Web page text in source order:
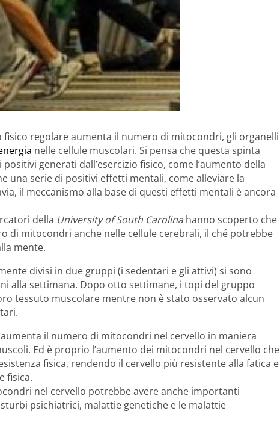
fisico regolare aumenta il numero di mitocondri, gli organelli
nelle cellule muscolari. Si pensa che questa spinta
generati dall’esercizio fisico, come l’aumento della
una serie di positivi effetti mentali, come alleviare la
il meccanismo alla base di questi effetti mentali è ancora
della University of South Carolina hanno scoperto che
di mitocondri anche nelle cellule cerebrali, il ché potrebbe
mente.
divisi in due gruppi (i sedentari e gli attivi) si sono
alla settimana. Dopo otto settimane, i topi del gruppo
tessuto muscolare mentre non è stato osservato alcun
il numero di mitocondri nel cervello in maniera
Ed è proprio l’aumento dei mitocondri nel cervello che
fisica, rendendo il cervello più resistente alla fatica e
fisica.
nel cervello potrebbe avere anche importanti
psichiatrici, malattie genetiche e le malattie